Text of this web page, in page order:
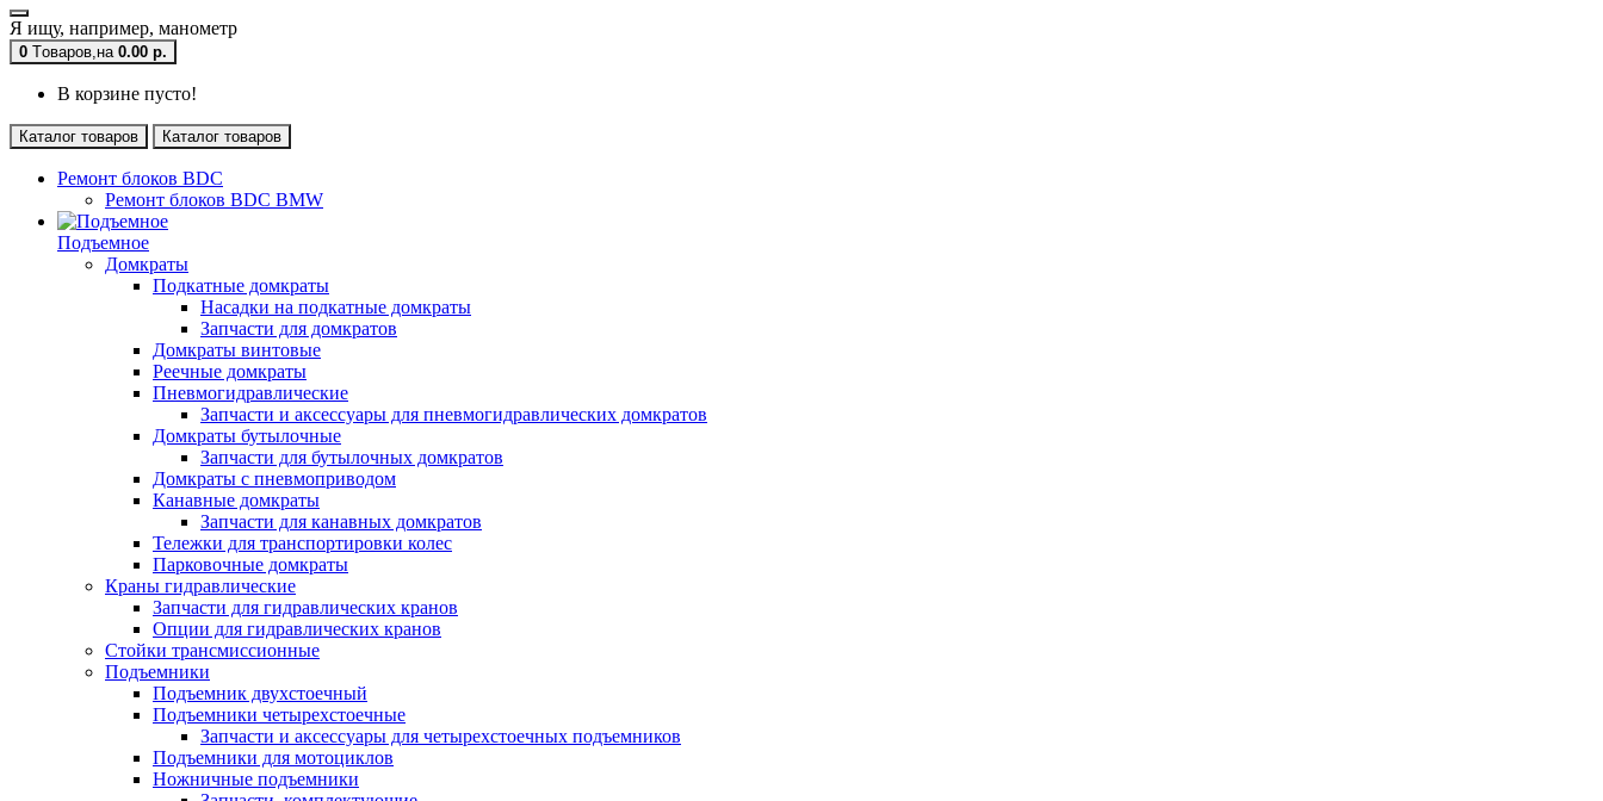
Я ищу, например, манометр
0 Tоваров,на 0.00 р.
В корзине пусто!
Каталог товаров Каталог товаров
Ремонт блоков BDC
Ремонт блоков BDC BMW
Подъемное
Домкраты
Подкатные домкраты
Насадки на подкатные домкраты
Запчасти для домкратов
Домкраты винтовые
Реечные домкраты
Пневмогидравлические
Запчасти и аксессуары для пневмогидравлических домкратов
Домкраты бутылочные
Запчасти для бутылочных домкратов
Домкраты с пневмоприводом
Канавные домкраты
Запчасти для канавных домкратов
Тележки для транспортировки колес
Парковочные домкраты
Краны гидравлические
Запчасти для гидравлических кранов
Опции для гидравлических кранов
Стойки трансмиссионные
Подъемники
Подъемник двухстоечный
Подъемники четырехстоечные
Запчасти и аксессуары для четырехстоечных подъемников
Подъемники для мотоциклов
Ножничные подъемники